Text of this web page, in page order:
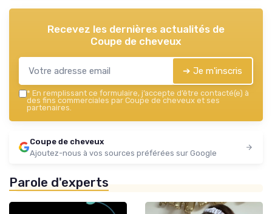
Recevez les dernières actualités de
Coupe de cheveux
➔ Je m'inscris
* En remplissant ce formulaire, j’accepte d’être contacté(e) à
des fins commerciales par Coupe de cheveux et ses
partenaires.
Coupe de cheveux
Ajoutez-nous à vos sources préférées sur Google
Parole d'experts